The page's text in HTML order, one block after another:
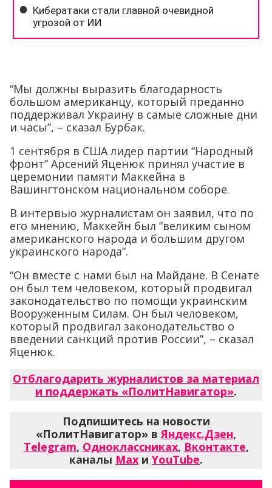
“Мы должны выразить благодарность
большом американцу, который преданно
поддерживал Украину в самые сложные дни
и часы”, – сказал Бурбак.
1 сентября в США лидер партии “Народный
фронт” Арсений Яценюк принял участие в
церемонии памяти Маккейна в
Вашингтонском национальном соборе.
В интервью журналистам он заявил, что по
его мнению, Маккейн был “великим сыном
американского народа и большим другом
украинского народа”.
“Он вместе с нами был на Майдане. В Сенате
он был тем человеком, который продвигал
законодательство по помощи украинским
Вооруженным Силам. Он был человеком,
который продвигал законодательство о
введении санкций против России”, – сказал
Яценюк.
Отблагодарить журналистов за материал
и поддержать «ПолитНавигатор».
Подпишитесь на новости
«ПолитНавигатор» в Яндекс.Дзен,
Telegram, Одноклассниках, Вконтакте,
каналы Max и YouTube.